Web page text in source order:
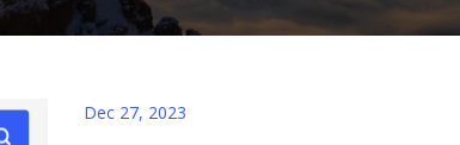
Dec 27, 2023